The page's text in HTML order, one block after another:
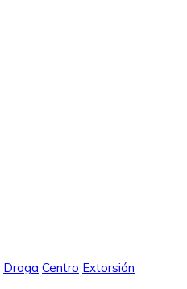
Droga Centro Extorsión